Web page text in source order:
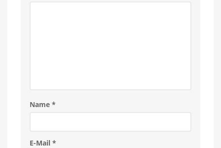
Name *
E-Mail *